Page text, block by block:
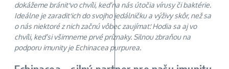
dokážeme brániť vo chvíli, keď na nás útočia vírusy či baktérie.
Ideálne je zaradiť ich do svojho jedálničku a výživy skôr, než sa
o nás niektoré z nich začnú vôbec zaujímať. Hodia sa aj vo
chvíli, keď si všimneme prvé príznaky. Silnou zbraňou na
podporu imunity je Echinacea purpurea.